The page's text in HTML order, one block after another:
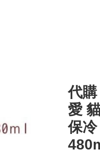
代
愛
保